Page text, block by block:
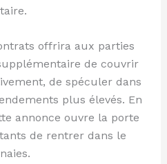
offrira aux parties
de couvrir
de spéculer dans
plus élevés. En
annonce ouvre la porte
de rentrer dans le